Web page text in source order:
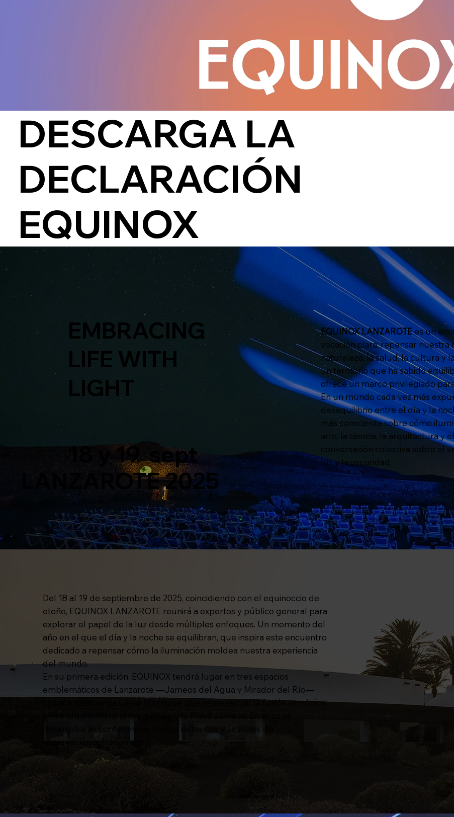
DESCARGA LA
DECLARACIÓN
EQUINOX
18 y 19 sept
LANZAROTE 2025
EMBRACING
LIFE WITH
LIGHT
EQUINOX LANZAROTEes un
vocación clara: repensar nuestra
naturaleza, la salud, la cultura y
un territorio que ha sabido
ofrece un marco privilegiado
En un mundo cada vez más
desequilibrio entre el día y la
más consciente sobre cómo
arte, la ciencia, la arquitectura y
conversación colectiva sobre el
luz y la oscuridad.
Del 18 al 19 de septiembre de 2025, coincidiendo con el equinoccio de
otoño, EQUINOX LANZAROTE reunirá a expertos y público general para
explorar el papel de la luz desde múltiples enfoques. Un momento del
año en el que el día y la noche se equilibran, que inspira este encuentro
dedicado a repensar cómo la iluminación moldea nuestra experiencia
del mundo.
En su primera edición, EQUINOX tendrá lugar en tres espacios
emblemáticos de Lanzarote —Jameos del Agua y Mirador del Río—
obras maestras de César Manrique que representan la fusión armónica
desarrollarán conferencias, mesas redondas y sesiones de
observación astronómica.